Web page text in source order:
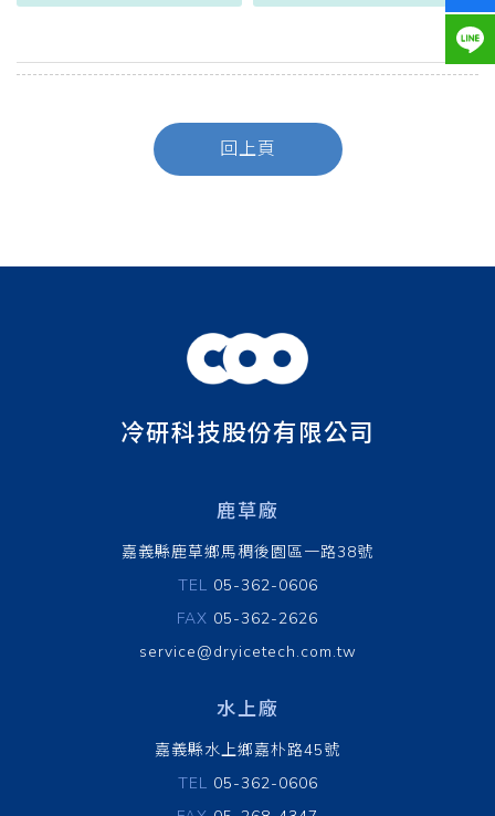
回上頁
冷研科技股份有限公司
鹿草廠
嘉義縣鹿草鄉馬稠後園區一路38號
TEL 05-362-0606
FAX 05-362-2626
service@dryicetech.com.tw
水上廠
嘉義縣水上鄉嘉朴路45號
TEL 05-362-0606